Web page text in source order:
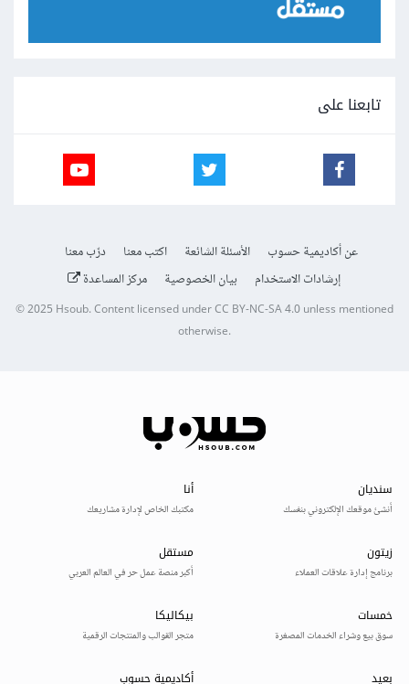
تابعنا على
عن أكاديمية حسوب الأسئلة الشائعة اكتب معنا
درّب معنا
إرشادات الاستخدام
بيان الخصوصية مركز المساعدة
© 2025Hsoub.Content licensed underCC BY-NC-SA 4.0unless mentioned
otherwise.